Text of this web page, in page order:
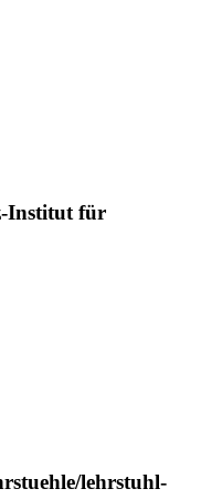
Institut für
lehrstuhl-